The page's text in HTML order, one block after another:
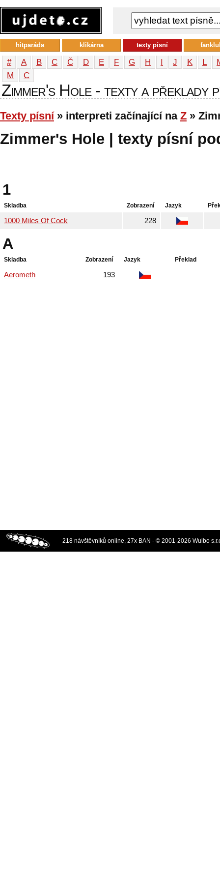
# A B C Č D E F G H I J K L
М
С
Zimmer's Hole - texty a překlady
Texty písní» interpreti začínající na Z »
Zimmer's Hole | texty písní
1
Skladba Zobrazení Jazyk
1000 Miles Of Cock 228
A
Skladba Zobrazení Jazyk Překlad
Aerometh 193
hitparáda klikárna texty písní
218 návštěvníků online, 27x BAN - © 2001-2026 Wulbo